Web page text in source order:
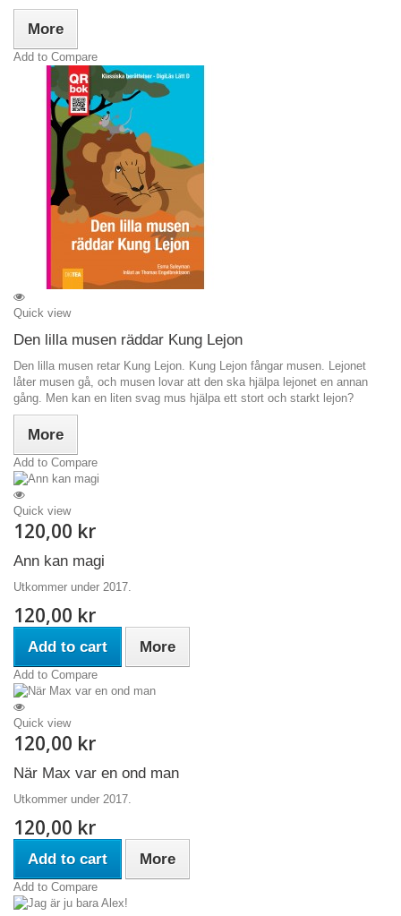
More
Add to Compare
Quick view
Den lilla musen räddar Kung Lejon
Den lilla musen retar Kung Lejon. Kung Lejon fångar musen. Lejonet
låter musen gå, och musen lovar att den ska hjälpa lejonet en annan
gång. Men kan en liten svag mus hjälpa ett stort och starkt lejon?
More
Add to Compare
Quick view
120,00 kr
Ann kan magi
Utkommer under 2017.
120,00 kr
Add to cart More
Add to Compare
Quick view
120,00 kr
När Max var en ond man
Utkommer under 2017.
120,00 kr
Add to cart More
Add to Compare